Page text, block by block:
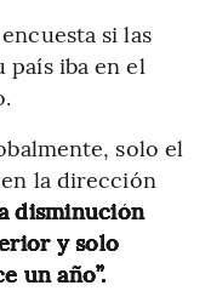
si las
país iba en el
solo el
la dirección
disminución
y solo
un año”.